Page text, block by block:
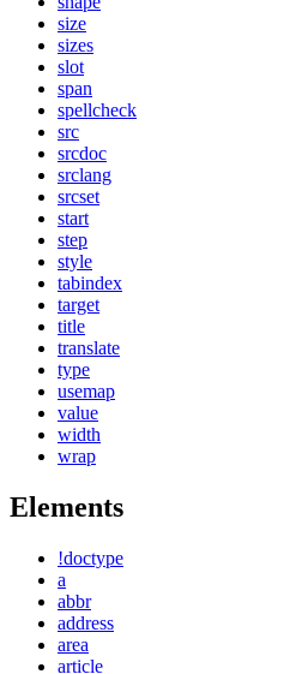
size
sizes
slot
span
spellcheck
src
srcdoc
srclang
srcset
start
step
style
tabindex
target
title
translate
type
usemap
value
width
wrap
Elements
!doctype
a
abbr
address
area
article